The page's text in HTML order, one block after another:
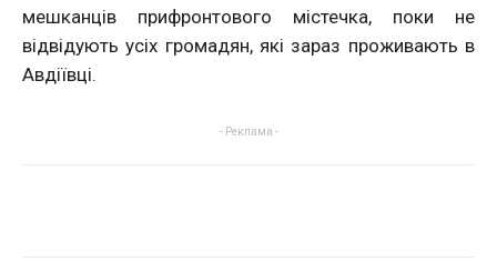
мешканців прифронтового містечка, поки не
відвідують усіх громадян, які зараз проживають в
Авдіївці.
- Реклама -